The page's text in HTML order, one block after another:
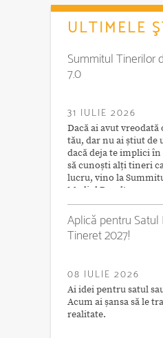
ULTIMELE
Summitul Tinerilor
7.0
31 IULIE 2026
Dacă ai avut
tău, dar nu ai știut de
dacă deja te implici
să cunoști alți tineri
lucru, vino la
Mediul Rural!
Aplică pentru
Tineret 2027!
08 IULIE 2026
Ai idei pentru satul
Acum ai șansa să le
realitate.